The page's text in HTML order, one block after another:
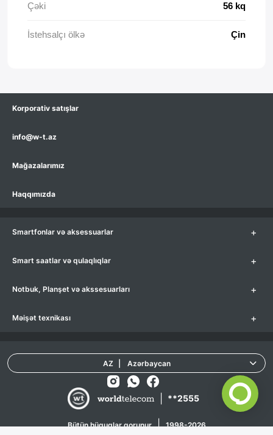
Çəki 56 kq
İstehsalçı ölkə Çin
Korporativ satışlar
info@w-t.az
Mağazalarımız
Haqqımızda
Smartfonlar və aksessuarlar +
Smart saatlar və qulaqlıqlar +
Notbuk, Planşet və akssesuarları +
Məişət texnikası +
**2555
Bütün hüquqlar qorunur | 1998-2026
AZ Azərbaycan